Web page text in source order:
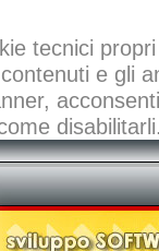
tecnici
e gli